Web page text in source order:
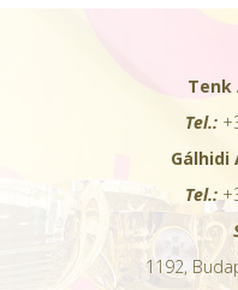
Tenk
Tel.:
Gálhidi
Tel.:
1192,